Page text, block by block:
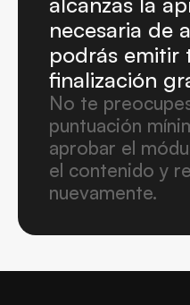
necesaria de
podrás emitir
finalización
No te
puntuación
aprobar el
el contenido y
nuevamente.